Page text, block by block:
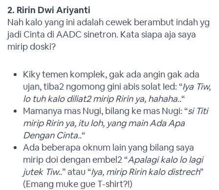
2. Ririn Dwi Ariyanti
Nah kalo yang ini adalah cewek berambut indah yg
jadi Cinta di AADC sinetron. Kata siapa aja saya
mirip doski?
Kiky temen komplek, gak ada angin gak ada
ujan, tiba2 ngomong gini abis solat Ied: “Iya Tiw,
lo tuh kalo diliat2 mirip Ririn ya, hahaha..“
Mamanya mas Nugi, bilang ke mas Nugi: “si Titi
mirip Ririn ya, itu loh, yang main Ada Apa
Dengan Cinta..“
Ada beberapa oknum lain yang bilang saya
mirip doi dengan embel2 “Apalagi kalo lo lagi
jutek Tiw..” atau “Iya, mirip Ririn kalo distrech”
(Emang muke gue T-shirt?!)